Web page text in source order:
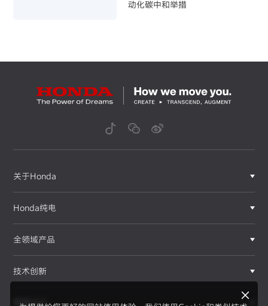
动化碳中和举措
关于Honda
Honda纯电
全领域产品
技术创新
赛事运动